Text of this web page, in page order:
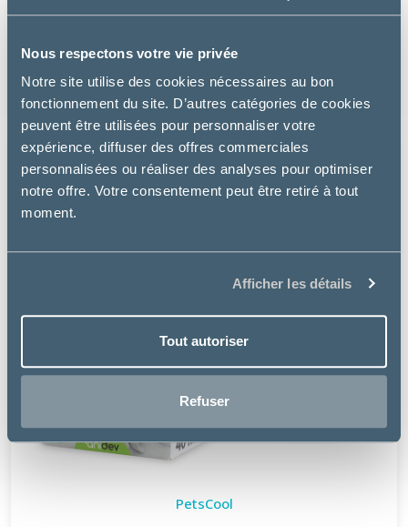
Nous respectons votre vie privée
Notre site utilise des cookies nécessaires au bon
fonctionnement du site. D’autres catégories de cookies
peuvent être utilisées pour personnaliser votre
expérience, diffuser des offres commerciales
personnalisées ou réaliser des analyses pour optimiser
notre offre. Votre consentement peut être retiré à tout
moment.
Afficher les détails
Tout autoriser
Refuser
Virbac
ZENIFEL GEL POT DIFFUSEUR - CHAT
35.49 €
PetsCool